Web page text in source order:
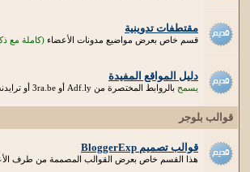
مقتطفات تدوينية
قسم خاص بعرض مواضيع مدونات الأعضاء (كاملة مع
دليل المواقع المفيدة
يسمح بالروابط المختصرة من Adf.ly أو 3ra.be أو ترايدنت فقط و
قوالب بلوجر
قوالب تصميم BloggerExp
هذا القسم خاص بعرض القوالب المصممة من طرف